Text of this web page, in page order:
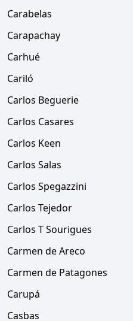
Carabelas
Carapachay
Carhué
Cariló
Carlos Beguerie
Carlos Casares
Carlos Keen
Carlos Salas
Carlos Spegazzini
Carlos Tejedor
Carlos T Sourigues
Carmen de Areco
Carmen de Patagones
Carupá
Casbas